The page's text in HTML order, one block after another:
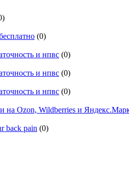
(0)
и нпвс (0)
и нпвс (0)
и нпвс (0)
на Ozon, Wildberries и
back pain (0)